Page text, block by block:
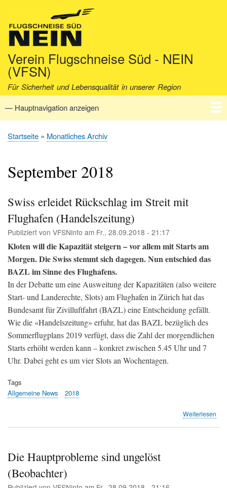
Verein Flugschneise Süd - NEIN
(VFSN)
Für Sicherheit und Lebensqualität in unserer Region
Hauptnavigation
— Hauptnavigation anzeigen
Startseite
Verein
Aktuell
Fakten
Archiv
Kontakt
Pfadnavigation
Startseite Monatliches Archiv
September 2018
Swiss erleidet Rückschlag im Streit mit
Flughafen (Handelszeitung)
Publiziert von VFSNinfo am Fr., 28.09.2018 - 21:17
Kloten will die Kapazität steigern – vor allem mit Starts am
Morgen. Die Swiss stemmt sich dagegen. Nun entschied das
BAZL im Sinne des Flughafens.
In der Debatte um eine Ausweitung der Kapazitäten (also weitere
Start- und Landerechte, Slots) am Flughafen in Zürich hat das
Bundesamt für Zivilluftfahrt (BAZL) eine Entscheidung gefällt.
Wie die «Handelszeitung» erfuhr, hat das BAZL bezüglich des
Sommerflugplans 2019 verfügt, dass die Zahl der morgendlichen
Starts erhöht werden kann – konkret zwischen 5.45 Uhr und 7
Uhr. Dabei geht es um vier Slots an Wochentagen.
Tags
Allgemeine News
2018
Weiterlesen
Die Hauptprobleme sind ungelöst
(Beobachter)